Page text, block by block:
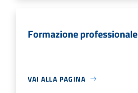
Formazione professionale
VAI ALLA PAGINA